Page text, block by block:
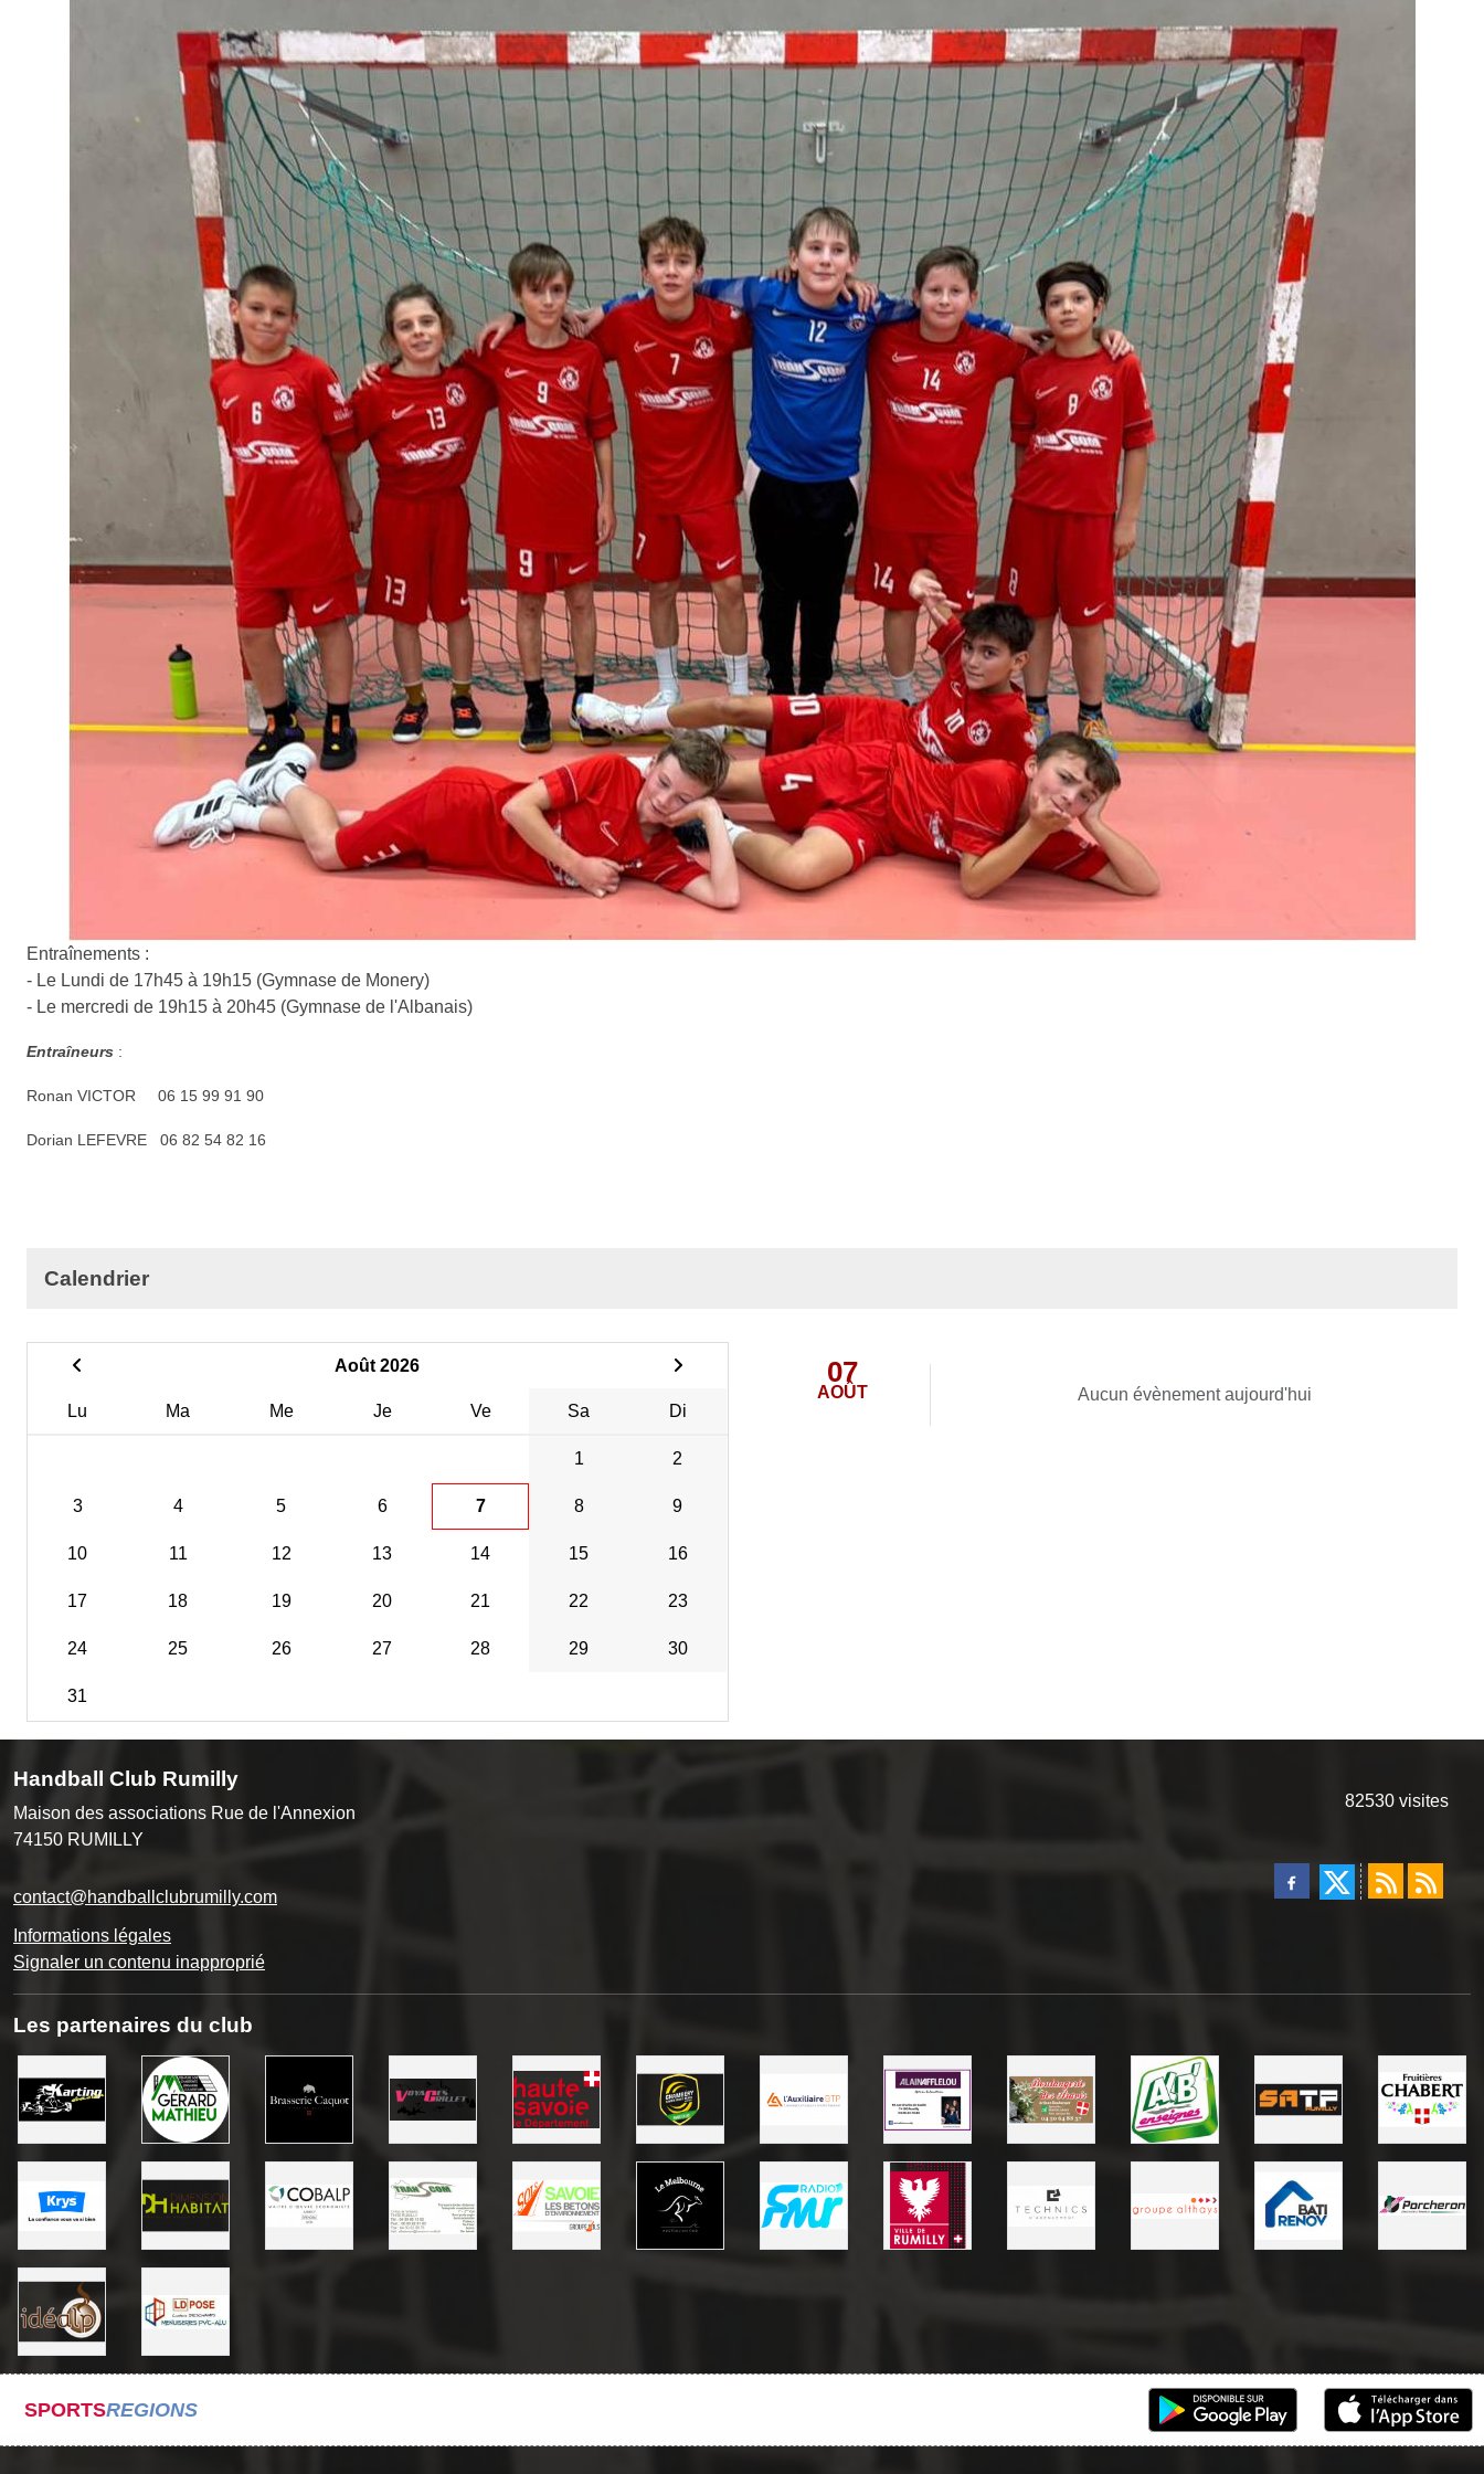
Entraînements :
- Le Lundi de 17h45 à 19h15 (Gymnase de Monery)
- Le mercredi de 19h15 à 20h45 (Gymnase de l'Albanais)
Entraîneurs :
Ronan VICTOR 06 15 99 91 90
Dorian LEFEVRE 06 82 54 82 16
Calendrier
Août 2026
Lu Ma Me Je Ve Sa Di
1 2
3 4 5 6 7 8 9
10 11 12 13 14 15 16
17 18 19 20 21 22 23
24 25 26 27 28 29 30
31
07
AOÛT Aucun évènement aujourd'hui
Handball Club Rumilly
Maison des associations Rue de l'Annexion
74150 RUMILLY
contact@handballclubrumilly.com
Informations légales
Signaler un contenu inapproprié
82530 visites
Les partenaires du club
SPORTSREGIONS